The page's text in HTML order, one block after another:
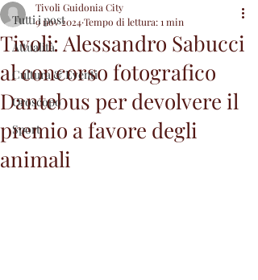
Tutti i post
Attualità
Cultura & Eventi
Oroscopo
Sport
Tivoli: Alessandro Sabucci
al concorso fotografico
Dantebus per devolvere il
premio a favore degli
animali
Tivoli Guidonia City
9 nov 2024Tempo di lettura: 1 min